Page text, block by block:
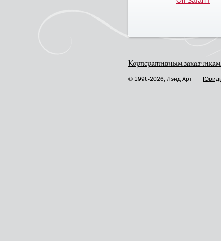
Корпоративным заказчикам
© 1998-2026, Лэнд Арт